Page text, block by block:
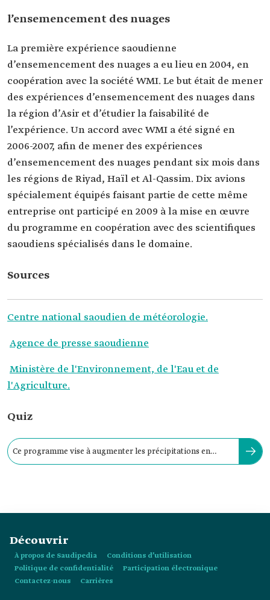
l’ensemencement des nuages
La première expérience saoudienne
d’ensemencement des nuages a eu lieu en 2004, en
coopération avec la société WMI. Le but était de mener
des expériences d’ensemencement des nuages dans
la région d’Asir et d’étudier la faisabilité de
l’expérience. Un accord avec WMI a été signé en
2006-2007, afin de mener des expériences
d’ensemencement des nuages pendant six mois dans
les régions de Riyad, Haïl et Al-Qassim. Dix avions
spécialement équipés faisant partie de cette même
entreprise ont participé en 2009 à la mise en œuvre
du programme en coopération avec des scientifiques
saoudiens spécialisés dans le domaine.
Sources
Centre national saoudien de météorologie.
Agence de presse saoudienne
Ministère de l'Environnement, de l'Eau et de
l'Agriculture.
Quiz
Ce programme vise à augmenter les précipitations en
Découvrir
À propos de Saudipedia
Conditions d’utilisation
Politique de confidentialité
Participation électronique
Contactez-nous
Carrières